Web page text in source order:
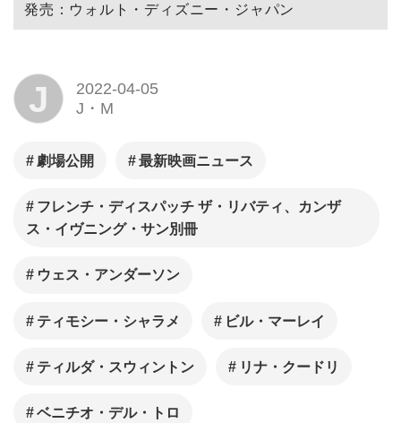
発売：ウォルト・ディズニー・ジャパン
J
2022-04-05
J・M
劇場公開 最新映画ニュース
フレンチ・ディスパッチ ザ・リバティ、カンザ
ス・イヴニング・サン別冊
ウェス・アンダーソン
ティモシー・シャラメ ビル・マーレイ
ティルダ・スウィントン リナ・クードリ
ベニチオ・デル・トロ